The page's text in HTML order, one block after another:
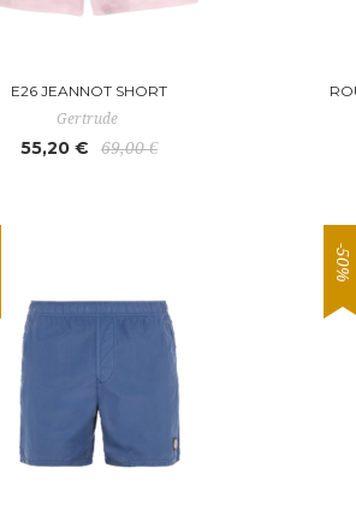
E26 JEANNOT SHORT
Gertrude
55,20 € 69,00 €
-50%